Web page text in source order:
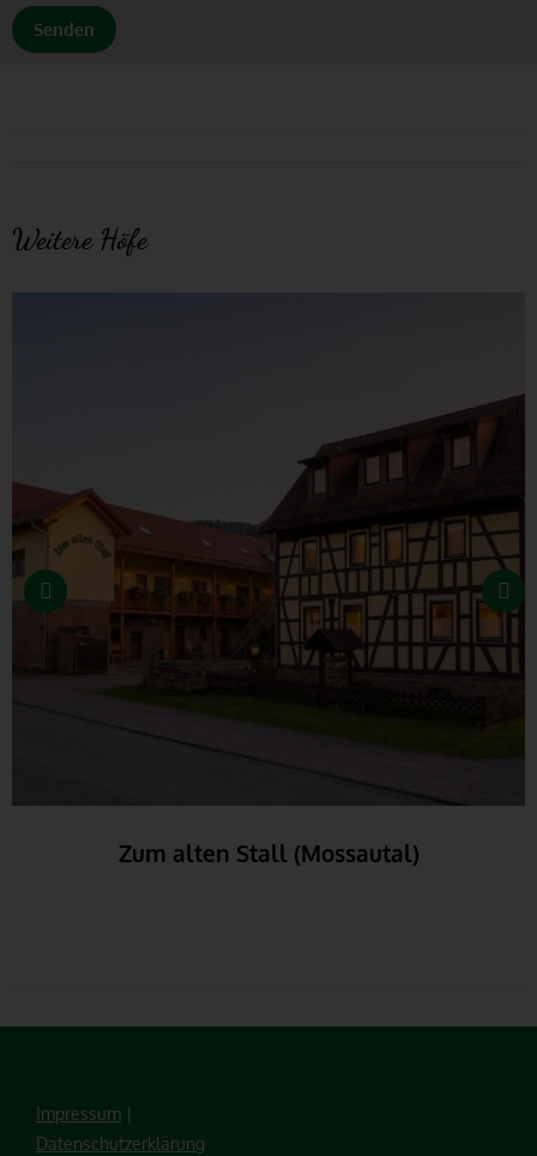
Weitere Höfe
Zum alten Stall (Mossautal)
Impressum |
Datenschutzerklärung